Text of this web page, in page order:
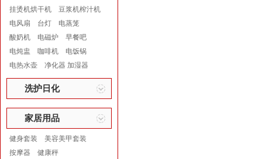
挂烫机烘干机
豆浆机榨汁机
电风扇
台灯
电蒸笼
酸奶机
电磁炉
早餐吧
电炖盅
咖啡机
电饭锅
电热水壶
净化器 加湿器
洗护日化
家居用品
健身套装
美容美甲套装
按摩器
健康秤